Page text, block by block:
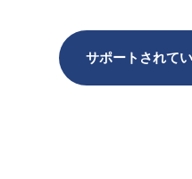
サポートされて